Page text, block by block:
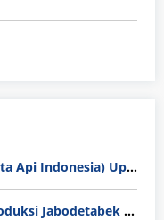
Gaji Karyawan PT KAI (Kereta Api Indonesia) Update 2025
Rata-Rata Gaji Operator Produksi Jabodetabek 2025: Bedah Tuntas UMK, Lemburan, dan Realita Hidup Buruh